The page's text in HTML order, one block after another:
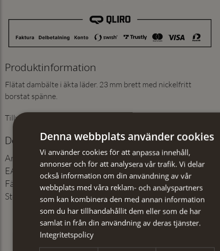
Produktinformation
Flätat dambälte i äkta läder. 23 mm brett med nickelfritt
borstat spänne.
Tillverkat i Sverige.
Detaljer
Artikelnummer:
886497027
EAN
7350144055415
Färg
Ljusbrun
Storlek
105
Denna webbplats använder cookies
Vi använder cookies för att anpassa innehåll,
annonser och för att analysera vår trafik. Vi delar
också information om din användning av vår
webbplats med våra reklam- och analyspartners
som kan kombinera den med annan information
som du har tillhandahållit dem eller som de har
samlat in från din användning av deras tjänster.
Integritetspolicy